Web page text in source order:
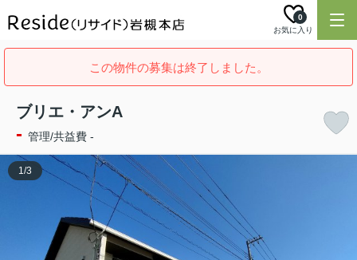
お気に入り
0
この物件の募集は終了しました。
ブリエ・アンA
- 管理/共益費 -
1/3